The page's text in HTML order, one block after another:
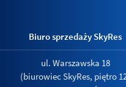
Biuro sprzedaży SkyRes
ul. Warszawska 18
(biurowiec SkyRes, piętro